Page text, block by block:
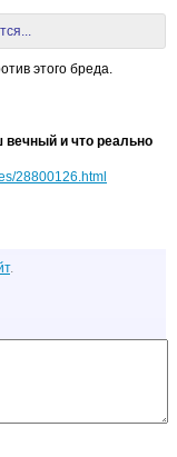
этого бреда.
вечный и что реально
28800126.html
.